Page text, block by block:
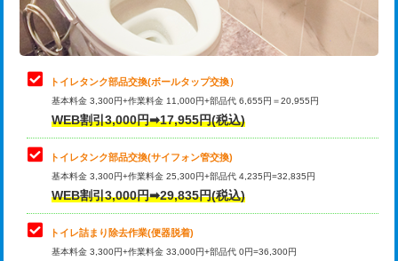
トイレタンク部品交換(ボールタップ交換）
基本料金 3,300円+作業料金 11,000円+部品代 6,655円＝20,955円
WEB割引3,000円➡17,955円(税込)
トイレタンク部品交換(サイフォン管交換)
基本料金 3,300円+作業料金 25,300円+部品代 4,235円=32,835円
WEB割引3,000円➡29,835円(税込)
トイレ詰まり除去作業(便器脱着)
基本料金 3,300円+作業料金 33,000円+部品代 0円=36,300円